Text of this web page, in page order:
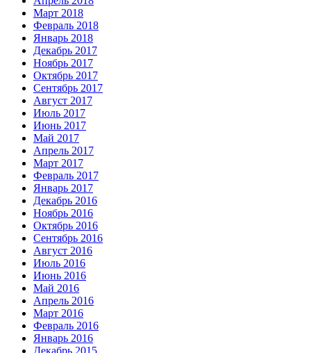
Март 2018
Февраль 2018
Январь 2018
Декабрь 2017
Ноябрь 2017
Октябрь 2017
Сентябрь 2017
Август 2017
Июль 2017
Июнь 2017
Май 2017
Апрель 2017
Март 2017
Февраль 2017
Январь 2017
Декабрь 2016
Ноябрь 2016
Октябрь 2016
Сентябрь 2016
Август 2016
Июль 2016
Июнь 2016
Май 2016
Апрель 2016
Март 2016
Февраль 2016
Январь 2016
Декабрь 2015